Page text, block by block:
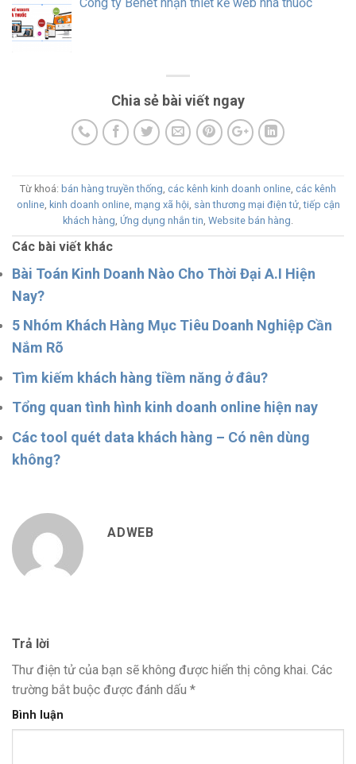
Công ty Benet nhận thiết kế web nhà thuốc
Chia sẻ bài viết ngay
Từ khoá: bán hàng truyền thống các kênh kinh doanh online các kênh
online, kinh doanh online, mạng xã hội sàn thương mại điện tử,tiếp cận
khách hàng Ứng dụng nhắn tin Website bán hàng
Các bài viết khác
Bài Toán Kinh Doanh Nào Cho Thời Đại A.I Hiện
Nay?
5 Nhóm Khách Hàng Mục Tiêu Doanh Nghiệp Cần
Nắm Rõ
Tìm kiếm khách hàng tiềm năng ở đâu?
Tổng quan tình hình kinh doanh online hiện nay
Các tool quét data khách hàng – Có nên dùng
không?
ADWEB
Trả lời
Thư điện tử của bạn sẽ không được hiển thị công khai. Các
trường bắt buộc được đánh dấu *
Bình luận